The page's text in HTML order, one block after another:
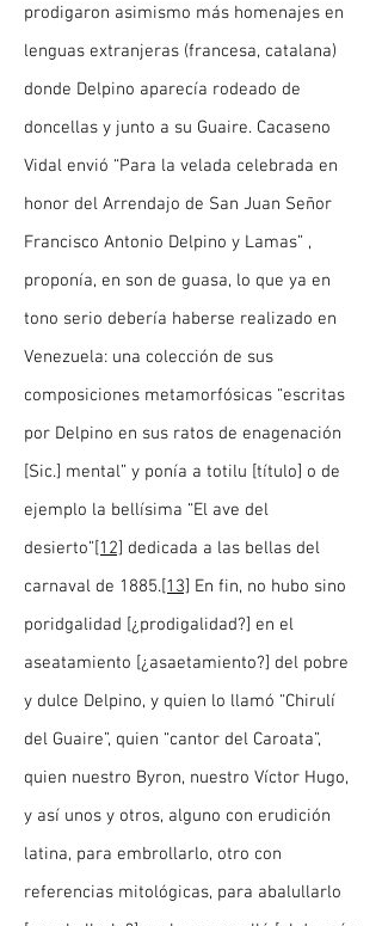
prodigaron asimismo más homenajes en
lenguas extranjeras (francesa, catalana)
donde Delpino aparecía rodeado de
doncellas y junto a su Guaire. Cacaseno
Vidal envió “Para la velada celebrada en
honor del Arrendajo de San Juan Señor
Francisco Antonio Delpino y Lamas” ,
proponía, en son de guasa, lo que ya en
tono serio debería haberse realizado en
Venezuela: una colección de sus
composiciones metamorfósicas “escritas
por Delpino en sus ratos de enagenación
[Sic.] mental” y ponía a totilu [título] o de
ejemplo la bellísima “El ave del
desierto”[12] dedicada a las bellas del
carnaval de 1885.[13] En fin, no hubo sino
poridgalidad [¿prodigalidad?] en el
aseatamiento [¿asaetamiento?] del pobre
y dulce Delpino, y quien lo llamó “Chirulí
del Guaire”, quien “cantor del Caroata”,
quien nuestro Byron, nuestro Víctor Hugo,
y así unos y otros, alguno con erudición
latina, para embrollarlo, otro con
referencias mitológicas, para abalullarlo